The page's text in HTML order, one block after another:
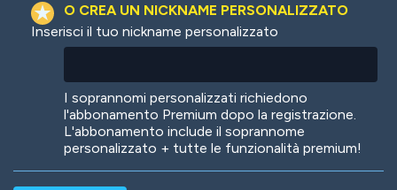
O CREA UN NICKNAME PERSONALIZZATO
Inserisci il tuo nickname personalizzato
I soprannomi personalizzati richiedono
l'abbonamento Premium dopo la registrazione.
L'abbonamento include il soprannome
personalizzato + tutte le funzionalità premium!